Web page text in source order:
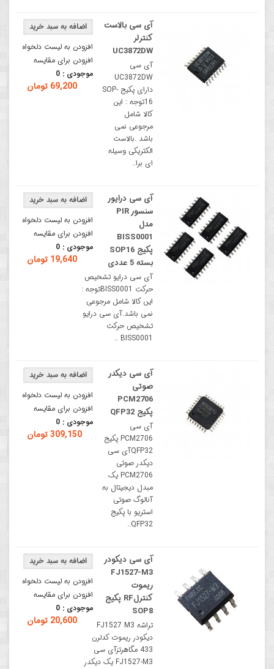
افزودن به لیست دلخواه
افزودن برای مقایسه
موجودی : 0
69,200 تومان
آی سی بالاست
کنترلر
UC3872DW
آی سی
UC3872DW
دارای پکیج SOP-
16توجه : این
کالا شامل
مرجوعی نمی
باشد .بالاست
الکتریکی وسیله
ای برا..
افزودن به لیست دلخواه
افزودن برای مقایسه
موجودی : 0
19,640 تومان
آی سی درایور
سنسور PIR
مدل
BISS0001
پکیج SOP16
بسته 5 عددی
آی سی درایو تشخیص
حرکت BISS0001توجه :
این کالا شامل مرجوعی
نمی باشد.آی سی درایو
تشخیص حرکت
BISS0001 ..
افزودن به لیست دلخواه
افزودن برای مقایسه
موجودی : 0
309,150 تومان
آی سی دیکدر
صوتی
PCM2706
پکیج QFP32
آی سی
PCM2706 پکیج
QFP32آی سی
دیکدر صوتی
PCM2706 یک
مبدل دیجیتال به
آنالوگ صوتی
استریو با پکیج
QFP32..
افزودن به لیست دلخواه
افزودن برای مقایسه
موجودی : 0
20,600 تومان
آی سی دیکودر
FJ1527-M3
ریموت
کنترلRF پکیج
SOP8
تراشه FJ1527 M3
دیکودر ریموت کدلرن
433 مگاهرتزآی سی
FJ1527-M3 یک دیکدر